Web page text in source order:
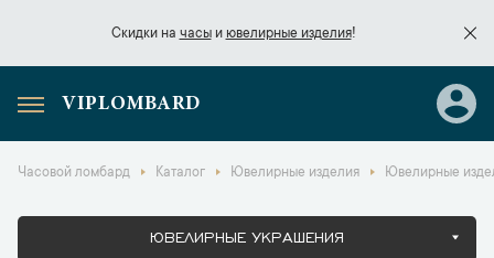
Скидки на часыи ювелирные изделия!
Скидки начасы
VIPLOMBARD
Часовой ломбард Каталог Ювелирные изделия Ювелирные
ЮВЕЛИРНЫЕ УКРАШЕНИЯ